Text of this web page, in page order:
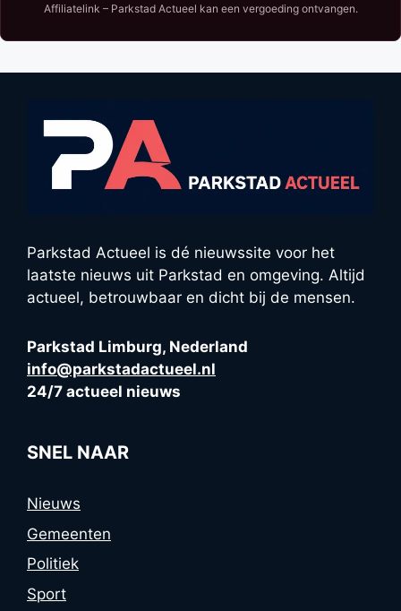
Affiliatelink – Parkstad Actueel kan een vergoeding ontvangen.
Parkstad Actueel is dé nieuwssite voor het
laatste nieuws uit Parkstad en omgeving. Altijd
actueel, betrouwbaar en dicht bij de mensen.
Parkstad Limburg, Nederland
info@parkstadactueel.nl
24/7 actueel nieuws
SNEL NAAR
Nieuws
Gemeenten
Politiek
Sport